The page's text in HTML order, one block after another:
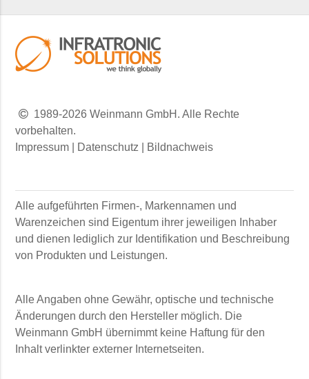
1989-2026 Weinmann GmbH. Alle Rechte
vorbehalten.
Impressum
Datenschutz Bildnachweis
Alle aufgeführten Firmen-, Markennamen und
Warenzeichen sind Eigentum ihrer jeweiligen Inhaber
und dienen lediglich zur Identifikation und Beschreibung
von Produkten und Leistungen.
Alle Angaben ohne Gewähr, optische und technische
Änderungen durch den Hersteller möglich. Die
Weinmann GmbH übernimmt keine Haftung für den
Inhalt verlinkter externer Internetseiten.